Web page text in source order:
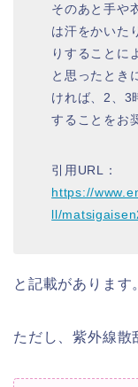
そのあと手や
は汗をかいた
りすることに
と思ったとき
ければ、2、3
することをお
引用URL：
https://
ll/
と記載があります
ただし、紫外線散